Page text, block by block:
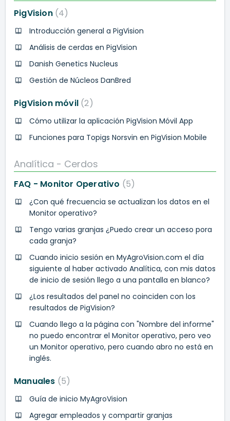
PigVision 4
Introducción general a PigVision
Análisis de cerdas en PigVision
Danish Genetics Nucleus
Gestión de Núcleos DanBred
PigVision móvil 2
Cómo utilizar la aplicación PigVision Móvil App
Funciones para Topigs Norsvin en PigVision Mobile
Analítica - Cerdos
FAQ - Monitor Operativo 5
¿Con qué frecuencia se actualizan los datos en el
Monitor operativo?
Tengo varias granjas ¿Puedo crear un acceso pora
cada granja?
Cuando inicio sesión en MyAgroVision.com el día
siguiente al haber activado Analítica, con mis datos
de inicio de sesión llego a una pantalla en blanco?
¿Los resultados del panel no coinciden con los
resultados de PigVision?
Cuando llego a la página con "Nombre del informe"
no puedo encontrar el Monitor operativo, pero veo
un Monitor operativo, pero cuando abro no está en
inglés.
Manuales 5
Guía de inicio MyAgroVision
Agregar empleados y compartir granjas